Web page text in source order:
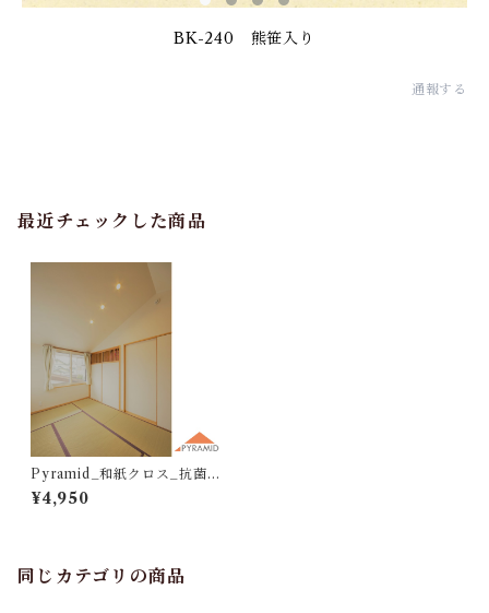
BK-240 熊笹入り
通報する
最近チェックした商品
Pyramid_和紙クロス_抗菌光
触媒タイプ_BK116-BK253
（10ｍ）
¥4,950
同じカテゴリの商品